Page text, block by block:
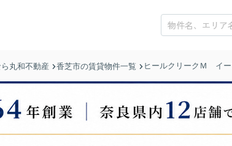
丸和不動産 香芝市の賃貸物件一覧 ヒールクリークＭ イー